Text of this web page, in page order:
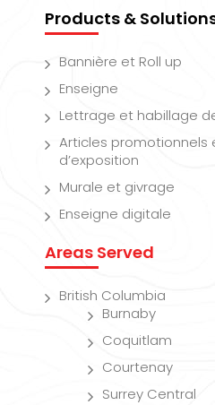
Products &
Bannière et Roll up
Enseigne
Lettrage et habillage
Articles promotionnels
d’exposition
Murale et givrage
Enseigne digitale
Areas Served
British Columbia
Burnaby
Coquitlam
Courtenay
Surrey Central